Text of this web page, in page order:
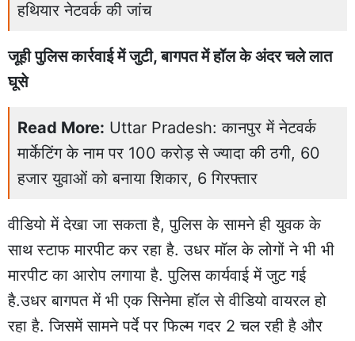
हथियार नेटवर्क की जांच
जूही पुलिस कार्रवाई में जुटी, बागपत में हॉल के अंदर चले लात
घूसे
Read More: Uttar Pradesh: कानपुर में नेटवर्क
मार्केटिंग के नाम पर 100 करोड़ से ज्यादा की ठगी, 60
हजार युवाओं को बनाया शिकार, 6 गिरफ्तार
वीडियो में देखा जा सकता है, पुलिस के सामने ही युवक के
साथ स्टाफ मारपीट कर रहा है. उधर मॉल के लोगों ने भी भी
मारपीट का आरोप लगाया है. पुलिस कार्यवाई में जुट गई
है.उधर बागपत में भी एक सिनेमा हॉल से वीडियो वायरल हो
रहा है. जिसमें सामने पर्दे पर फिल्म गदर 2 चल रही है और